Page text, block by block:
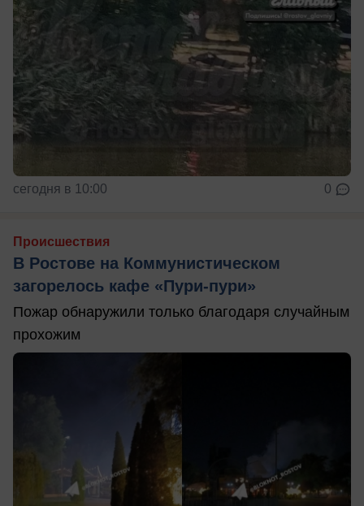
сегодня в 10:00 0
Происшествия
В Ростове на Коммунистическом
загорелось кафе «Пури-пури»
Пожар обнаружили только благодаря случайным
прохожим